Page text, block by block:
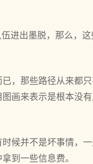
进出墨脱，那么，这
，那些路径从来都
画来表示是根本没有
候并不是坏事情，
到一些信息费。